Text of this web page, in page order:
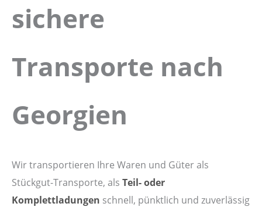
sichere
Transporte nach
Georgien
Wir transportieren Ihre Waren und Güter als
Stückgut-Transporte, als Teil- oder
Komplettladungen schnell, pünktlich und zuverlässig